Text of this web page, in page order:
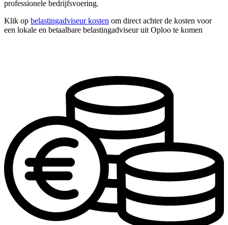
professionele bedrijfsvoering.
Klik op belastingadviseur kosten om direct achter de kosten voor
een lokale en betaalbare belastingadviseur uit Oploo te komen